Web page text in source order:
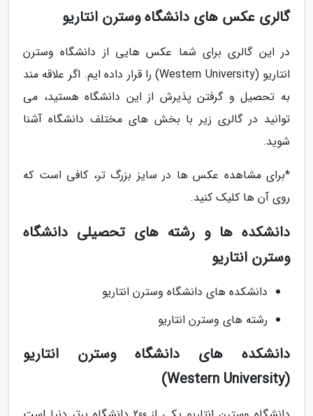
گالری عکس های دانشگاه وسترن انتاریو
در این گالری برای شما عکس هایی از دانشگاه وسترن
انتاریو (Western University) را قرار داده ایم. اگر علاقه مند
به تحصیل و گرفتن پذیرش از این دانشگاه هستید، می
توانید در گالری زیر با بخش های مختلف دانشگاه آشنا
شوید.
*برای مشاهده عکس ها در سایز بزرگ تر، کافی است که
روی آن ها کلیک کنید.
دانشکده ها و رشته های تحصیلی دانشگاه
وسترن انتاریو
دانشکده های دانشگاه وسترن انتاریو
رشته های وسترن انتاریو
دانشکده های دانشگاه وسترن انتاریو
(Western University)